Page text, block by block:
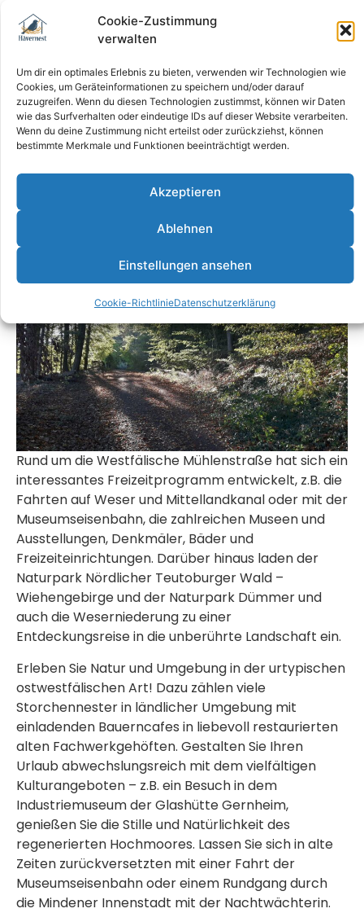
Cookie-Zustimmung
verwalten
Um dir ein optimales Erlebnis zu bieten, verwenden wir Technologien wie
Cookies, um Geräteinformationen zu speichern und/oder darauf
zuzugreifen. Wenn du diesen Technologien zustimmst, können wir Daten
wie das Surfverhalten oder eindeutige IDs auf dieser Website verarbeiten.
Wenn du deine Zustimmung nicht erteilst oder zurückziehst, können
bestimmte Merkmale und Funktionen beeinträchtigt werden.
Akzeptieren
Ablehnen
Einstellungen ansehen
Cookie-RichtlinieDatenschutzerklärung
auf ihre Kosten, auch viele andere Freizeitsportler
nutzen die gut ausgebaute Strecke zum Joggen,
Sie wandern gerne oder gehen gerne in der Natur
spazieren? Unsere Ferienwohnung liegt direkt am
Wald! Zahlreiche gut ausgebaute Wege führen Sie
durch das schöne Wiehengebirge. Zu Fuß ist es
Wittekindsburg oder zum Waldrestaurant „Zum
wilden Schmied“, das über die Region hinaus
bekannt ist. Im Ort, kaum mehr als 5 min zu Fuß,
liegt außerdem das Restaurant Wittekindstal.
Rund um die Westfälische Mühlenstraße hat sich ein
interessantes Freizeitprogramm entwickelt, z.B. die
Fahrten auf Weser und Mittellandkanal oder mit der
Museumseisenbahn, die zahlreichen Museen und
Ausstellungen, Denkmäler, Bäder und
Freizeiteinrichtungen. Darüber hinaus laden der
Naturpark Nördlicher Teutoburger Wald –
Wiehengebirge und der Naturpark Dümmer und
auch die Weserniederung zu einer
Entdeckungsreise in die unberührte Landschaft ein.
Erleben Sie Natur und Umgebung in der urtypischen
ostwestfälischen Art! Dazu zählen viele
Storchennester in ländlicher Umgebung mit
einladenden Bauerncafes in liebevoll restaurierten
alten Fachwerkgehöften. Gestalten Sie Ihren
Urlaub abwechslungsreich mit dem vielfältigen
Kulturangeboten – z.B. ein Besuch in dem
Industriemuseum der Glashütte Gernheim,
genießen Sie die Stille und Natürlichkeit des
regenerierten Hochmoores. Lassen Sie sich in alte
Zeiten zurückversetzten mit einer Fahrt der
Museumseisenbahn oder einem Rundgang durch
die Mindener Innenstadt mit der Nachtwächterin.